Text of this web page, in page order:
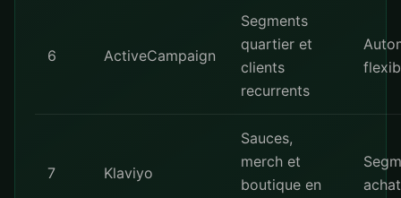
6 ActiveCampaign
Segments
quartier et
clients
recurrents
7 Klaviyo
Sauces,
merch et
boutique en
achat